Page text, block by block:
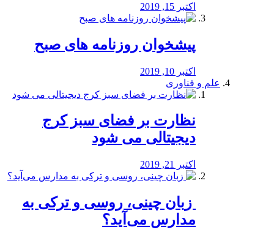
اکتبر 15, 2019
پیشخوان روزنامه های صبح
اکتبر 10, 2019
علم و فناوری
نظارت بر فضای سبز کرج
دیجیتالی می شود
اکتبر 21, 2019
️ زبان چینی، روسی و ترکی به
مدارس می‌آید؟